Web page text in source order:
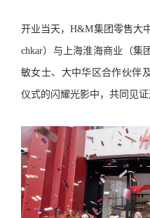
开业当天，H&M集团零售大
chkar）与上海淮海商业（集
敏女士、大中华区合作伙伴
仪式的闪耀光影中，共同见